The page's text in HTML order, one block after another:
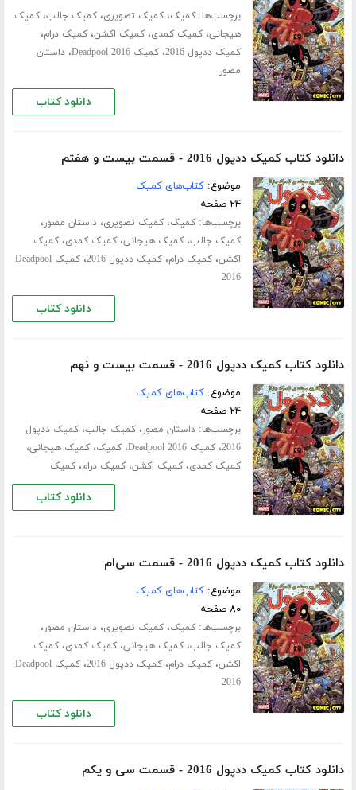
برچسب‌ها:کمیک،کمیک تصویری،کمیک جالب،کمیک
هیجانی،کمیک کمدی،کمیک اکشن،کمیک درام،
کمیک ددپول 2016 ،کمیک Deadpool 2016 ،داستان
مصور
دانلود کتاب
دانلود کتاب کمیک ددپول 2016 - قسمت بیست و هفتم
موضوع:کتاب‌های کمیک
۲۴ صفحه
برچسب‌ها:کمیک،کمیک تصویری،داستان مصور،
کمیک جالب،کمیک هیجانی،کمیک کمدی،کمیک
اکشن،کمیک درام،کمیک ددپول 2016 ،
کمیک Deadpool
2016
دانلود کتاب
دانلود کتاب کمیک ددپول 2016 - قسمت بیست و نهم
موضوع:کتاب‌های کمیک
۲۴ صفحه
برچسب‌ها:داستان مصور،کمیک جالب،کمیک ددپول
2016،کمیک Deadpool 2016 ،کمیک،کمیک هیجانی،
کمیک کمدی،کمیک اکشن،کمیک درام،کمیک
دانلود کتاب
دانلود کتاب کمیک ددپول 2016 - قسمت سی‌ام
موضوع:کتاب‌های کمیک
۸۰ صفحه
برچسب‌ها:کمیک،کمیک تصویری،داستان مصور،
کمیک جالب،کمیک هیجانی،کمیک کمدی،کمیک
اکشن،کمیک درام،کمیک ددپول 2016 ،
کمیک Deadpool
2016
دانلود کتاب
دانلود کتاب کمیک ددپول 2016 - قسمت سی‌ و یکم